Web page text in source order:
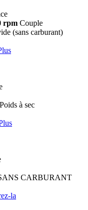
rpm Couple
(sans carburant)
Poids à sec
CARBURANT
la